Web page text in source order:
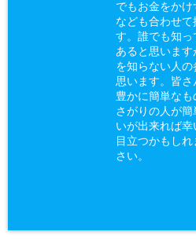
でもお金をか
なども合わせて
す。誰でも知っ
あると思いま
を知らない人の
思います。皆さ
豊かに簡単なも
さがりの人が
いが出来れば
目立つかもし
さい。